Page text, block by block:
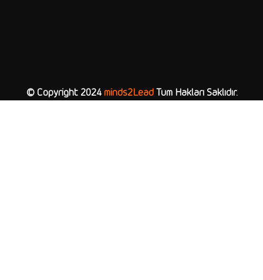
© Copyright 2024 minds2LeadTüm Hakları Saklıdır.